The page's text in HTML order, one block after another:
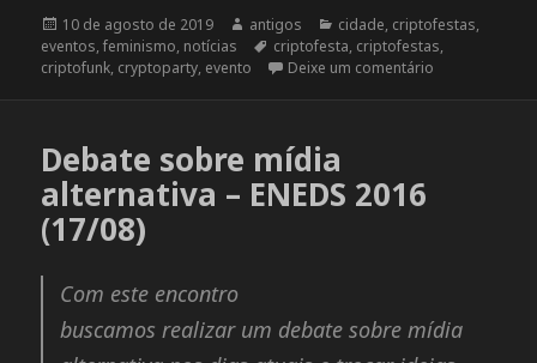
Publicado
em
10 de agosto de 2019 Autor
antigos Categorias
cidade, criptofestas,
eventos,feminismo, notícias Tags
criptofesta, criptofestas,
criptofunk, cryptoparty, evento Deixe um comentário
Debate sobre mídia
alternativa – ENEDS 2016
(17/08)
Com este encontro
buscamos realizar um debate sobre mídia